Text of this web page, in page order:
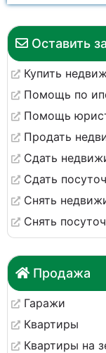
Оставить
Купить
Помощь по
Помощь
Продать
Сдать
Сдать
Снять
Снять
Продажа
Гаражи
Квартиры
Квартиры на